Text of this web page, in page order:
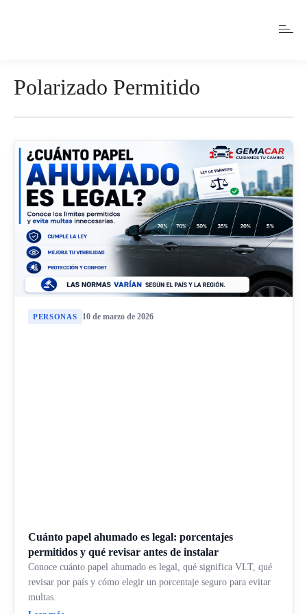
Polarizado Permitido
PERSONAS 10 de marzo de 2026
Cuánto papel ahumado es legal: porcentajes
permitidos y qué revisar antes de instalar
Conoce cuánto papel ahumado es legal, qué significa VLT, qué
revisar por país y cómo elegir un porcentaje seguro para evitar
multas.